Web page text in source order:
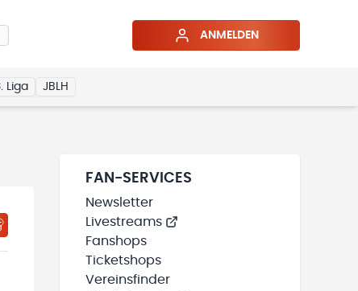
ANMELDEN
Liga JBLH
WIRD GELADEN
TEAMS“ HINZUFÜGEN
FAN-SERVICES
Newsletter
Livestreams
Fanshops
Ticketshops
Vereinsfinder